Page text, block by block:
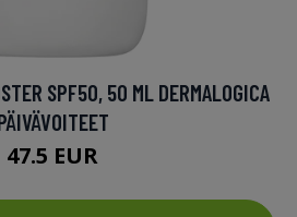
SPF50, 50 ML DERMALOGICA
47.5 EUR